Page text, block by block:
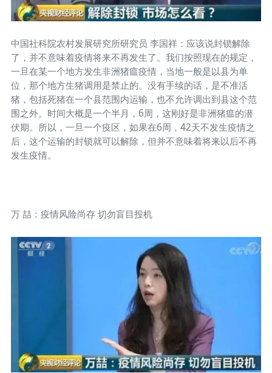
中国社科院农村发展研究所研究员 李国祥：应该说封锁解除
了，并不意味着疫情将来不再发生了。我们按照现在的规定，
一旦在某一个地方发生非洲猪瘟疫情，当地一般是以县为单
位，那个地方生猪调用是禁止的。没有手续的话，是不准活
猪，包括死猪在一个县范围内运输，也不允许调出到县这个范
围之外。时间大概是一个半月，6周，这刚好是非洲猪瘟的潜
伏期。所以，一旦一个疫区，如果在6周，42天不发生疫情之
后，这个运输的封锁就可以解除，但并不意味着将来以后不再
发生疫情。
万 喆：疫情风险尚存 切勿盲目投机